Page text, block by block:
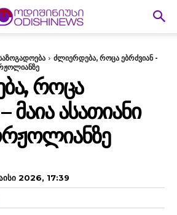
ძლიერდება, როცა ებრძვიან -
ᲠᲝᲪᲐ
ᲛᲐᲘᲐ ᲐᲡᲐᲗᲘᲐᲜᲘ
2026, 17:39